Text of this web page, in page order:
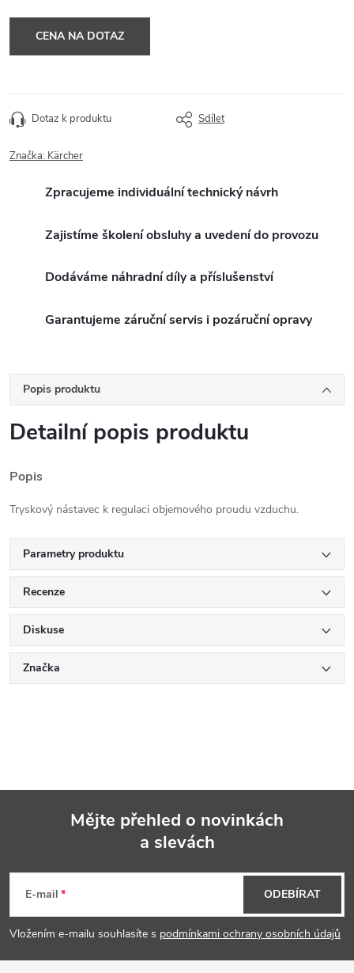
CENA NA DOTAZ
Dotaz k produktu Sdílet
Značka: Kärcher
Zpracujeme individuální technický návrh
Zajistíme školení obsluhy a uvedení do provozu
Dodáváme náhradní díly a příslušenství
Garantujeme záruční servis i pozáruční opravy
Popis produktu
Detailní popis produktu
Popis
Tryskový nástavec k regulaci objemového proudu vzduchu.
Parametry produktu
Recenze
Diskuse
Značka
p
Mějte přehled o novinkách
a slevách
E-mail
Vložením e-mailu souhlasíte s podmínkami ochrany osobních údajů
ODEBÍRAT